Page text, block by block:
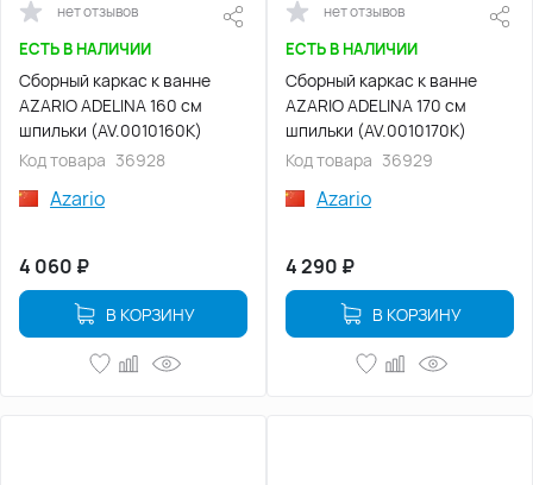
нет отзывов
ЕСТЬ В НАЛИЧИИ
Сборный каркас к ванне
AZARIO ADELINA 160 см
шпильки (AV.0010160K)
Код товара 36928
Azario
4 060 ₽
В КОРЗИНУ
нет отзывов
ЕСТЬ В НАЛИЧИИ
Сборный каркас к ванне
AZARIO ADELINA 170 см
шпильки (AV.0010170K)
Код товара 36929
Azario
4 290 ₽
В КОРЗИНУ